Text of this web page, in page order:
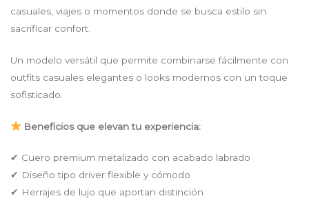
casuales, viajes o momentos donde se busca estilo sin
sacrificar confort.
Un modelo versátil que permite combinarse fácilmente con
outfits casuales elegantes o looks modernos con un toque
sofisticado.
Beneficios que elevan tu experiencia:
✔ Cuero premium metalizado con acabado labrado
✔ Diseño tipo driver flexible y cómodo
✔ Herrajes de lujo que aportan distinción